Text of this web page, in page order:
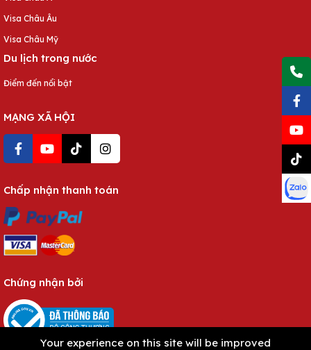
Visa Châu Âu
Visa Châu Mỹ
Du lịch trong nước
Điểm đến nổi bật
MẠNG XÃ HỘI
Chấp nhận thanh toán
Chứng nhận bởi
Your experience on this site will be improved